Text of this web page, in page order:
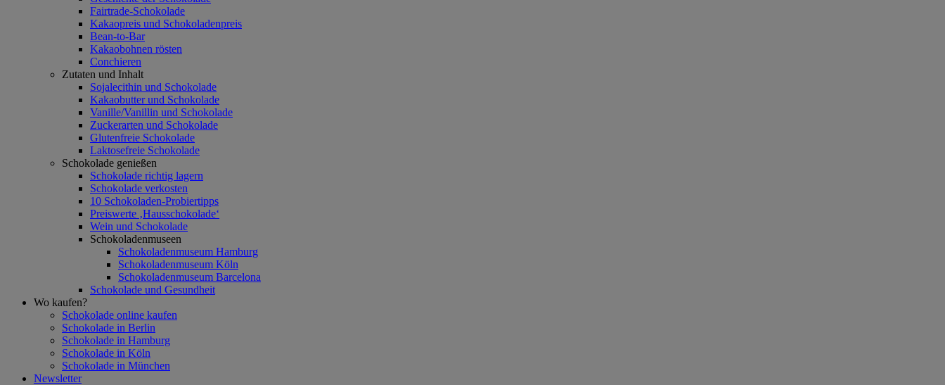
Fairtrade-Schokolade
Kakaopreis und Schokoladenpreis
Bean-to-Bar
Kakaobohnen rösten
Conchieren
Zutaten und Inhalt
Sojalecithin und Schokolade
Kakaobutter und Schokolade
Vanille/Vanillin und Schokolade
Zuckerarten und Schokolade
Glutenfreie Schokolade
Laktosefreie Schokolade
Schokolade genießen
Schokolade richtig lagern
Schokolade verkosten
10 Schokoladen-Probiertipps
Preiswerte ‚Hausschokolade‘
Wein und Schokolade
Schokoladenmuseen
Schokoladenmuseum Hamburg
Schokoladenmuseum Köln
Schokoladenmuseum Barcelona
Schokolade und Gesundheit
Wo kaufen?
Schokolade online kaufen
Schokolade in Berlin
Schokolade in Hamburg
Schokolade in Köln
Schokolade in München
Newsletter